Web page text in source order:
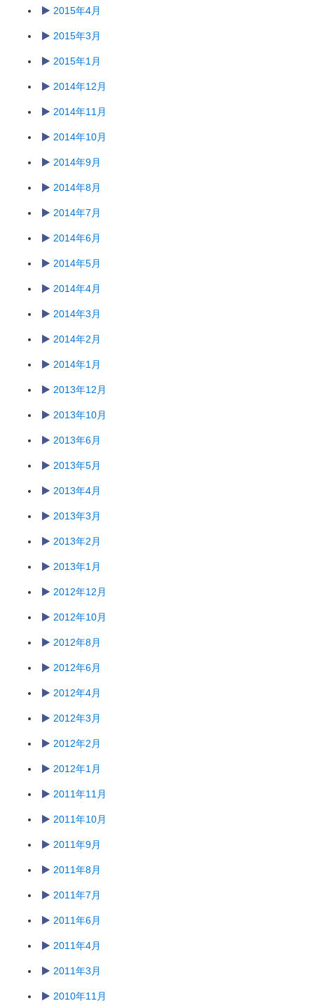
2015年4月
2015年3月
2015年1月
2014年12月
2014年11月
2014年10月
2014年9月
2014年8月
2014年7月
2014年6月
2014年5月
2014年4月
2014年3月
2014年2月
2014年1月
2013年12月
2013年10月
2013年6月
2013年5月
2013年4月
2013年3月
2013年2月
2013年1月
2012年12月
2012年10月
2012年8月
2012年6月
2012年4月
2012年3月
2012年2月
2012年1月
2011年11月
2011年10月
2011年9月
2011年8月
2011年7月
2011年6月
2011年4月
2011年3月
2010年11月